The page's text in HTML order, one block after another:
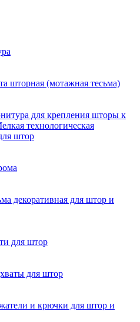
шторная (мотажная тесьма)
для крепления шторы к
технологическая
штор
декоративная для штор и
для штор
для штор
и крючки для штор и